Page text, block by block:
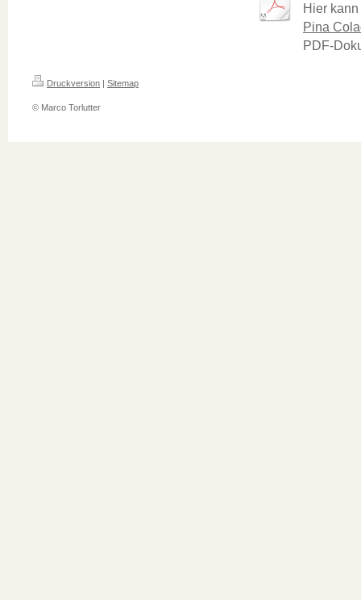
Hier
Pina
PDF-
Druckversion | Sitemap
© Marco Torlutter